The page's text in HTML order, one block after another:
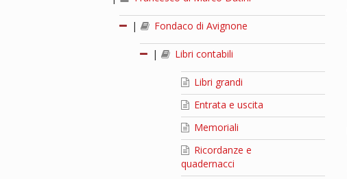
| Fondaco di Avignone
| Libri contabili
Libri grandi
Entrata e uscita
Memoriali
Ricordanze e
quadernacci